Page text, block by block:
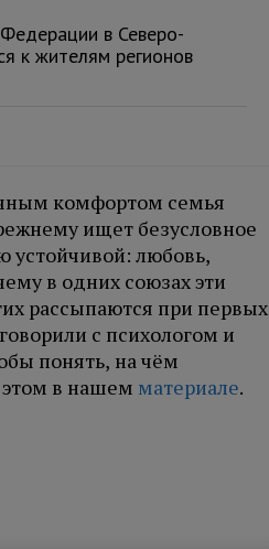
в Северо-
к жителям регионов
комфортом семья
ищет безусловное
устойчивой: любовь,
в одних союзах эти
рассыпаются при первых
с психологом и
понять, на чём
этом в нашем материале.